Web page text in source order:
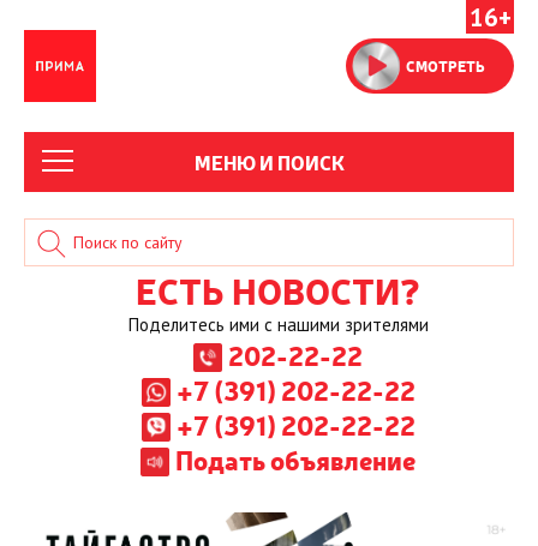
16+
СМОТРЕТЬ
МЕНЮ И ПОИСК
ЕСТЬ НОВОСТИ?
Поделитесь ими с нашими зрителями
202-22-22
+7 (391) 202-22-22
+7 (391) 202-22-22
Подать объявление